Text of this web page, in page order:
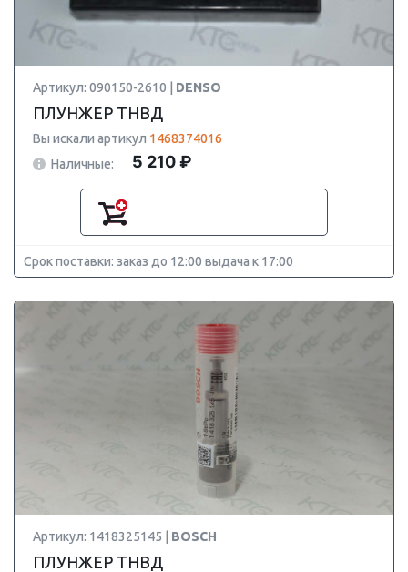
Артикул: 090150-2610 | DENSO
ПЛУНЖЕР ТНВД
Вы искали артикул 1468374016
Наличные:
5 210 ₽
Срок поставки: заказ до 12:00 выдача к 17:00
Артикул: 1418325145 | BOSCH
ПЛУНЖЕР ТНВД